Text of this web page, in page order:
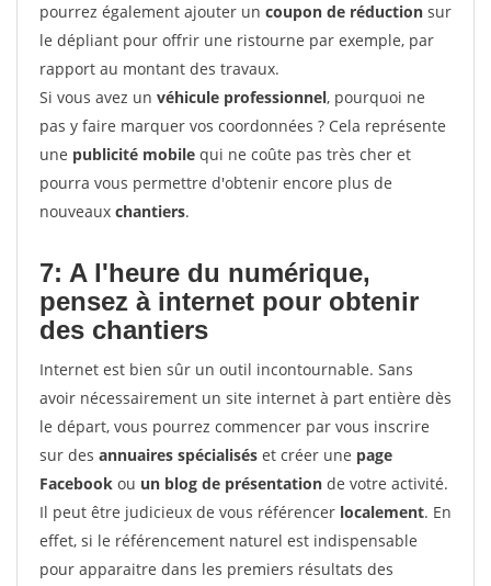
pourrez également ajouter un coupon de réduction sur
le dépliant pour offrir une ristourne par exemple, par
rapport au montant des travaux.
Si vous avez un véhicule professionnel, pourquoi ne
pas y faire marquer vos coordonnées ? Cela représente
une publicité mobile qui ne coûte pas très cher et
pourra vous permettre d'obtenir encore plus de
nouveaux chantiers.
7: A l'heure du numérique,
pensez à internet pour obtenir
des chantiers
Internet est bien sûr un outil incontournable. Sans
avoir nécessairement un site internet à part entière dès
le départ, vous pourrez commencer par vous inscrire
sur des annuaires spécialisés et créer une page
Facebook ou un blog de présentation de votre activité.
Il peut être judicieux de vous référencer localement. En
effet, si le référencement naturel est indispensable
pour apparaitre dans les premiers résultats des